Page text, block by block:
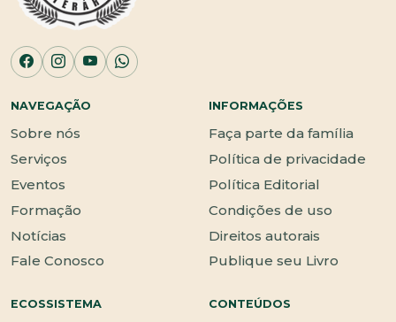
NAVEGAÇÃO
Sobre nós
Serviços
Eventos
Formação
Notícias
Fale Conosco
INFORMAÇÕES
Faça parte da família
Política de privacidade
Política Editorial
Condições de uso
Direitos autorais
Publique seu Livro
ECOSSISTEMA CONTEÚDOS